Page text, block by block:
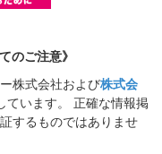
のご注意》
株式会社および株式会
ています。 正確な情報掲
するものではありませ